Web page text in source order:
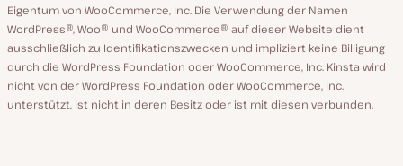
Eigentum von WooCommerce, Inc. Die Verwendung der Namen
WordPress®, Woo® und WooCommerce® auf dieser Website dient
ausschließlich zu Identifikationszwecken und impliziert keine Billigung
durch die WordPress Foundation oder WooCommerce, Inc. Kinsta wird
nicht von der WordPress Foundation oder WooCommerce, Inc.
unterstützt, ist nicht in deren Besitz oder ist mit diesen verbunden.